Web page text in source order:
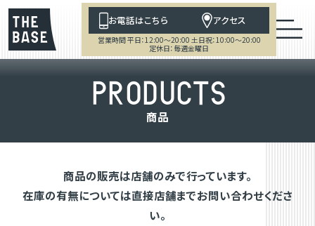
お電話はこちら アクセス
営業時間 平日：12:00～20:00 土日祝：10:00～20:00
定休日：毎週金曜日
PRODUCTS
商品
商品の販売は店舗のみで行っています。
在庫の有無については直接店舗までお問い合わせくださ
い。